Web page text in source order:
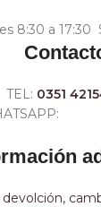
8:30 a 17:30
TEL: 0351
devolción,